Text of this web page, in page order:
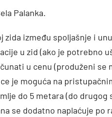
Palanka.
zida između spoljašnje i
u zid (ako je potrebno
u cenu (produženi se
je moguća na
do 5 metara (do drugog
se dodatno naplaćuje po